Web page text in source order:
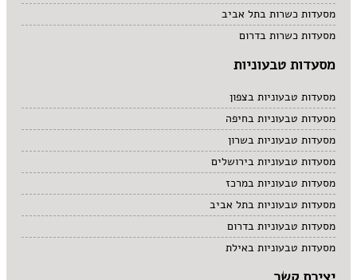
מסעדות כשרות בתל אביב
מסעדות כשרות בדרום
מסעדות טבעוניות
מסעדות טבעוניות בצפון
מסעדות טבעוניות בחיפה
מסעדות טבעוניות בשרון
מסעדות טבעוניות בירושלים
מסעדות טבעוניות במרכז
מסעדות טבעוניות בתל אביב
מסעדות טבעוניות בדרום
מסעדות טבעוניות באילת